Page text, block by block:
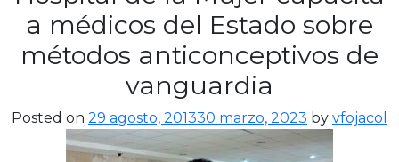
a médicos del Estado sobre
métodos anticonceptivos de
vanguardia
Posted on 29 agosto, 201330 marzo, 2023 by vfojacol